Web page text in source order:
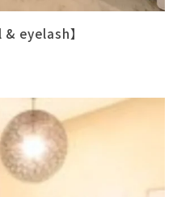
eyelash】